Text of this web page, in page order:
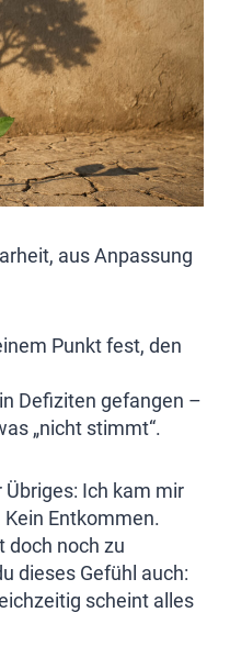
aus Anpassung
Punkt fest, den
Defiziten gefangen –
„nicht stimmt“.
Übriges: Ich kam mir
Entkommen.
doch noch zu
dieses Gefühl auch:
scheint alles